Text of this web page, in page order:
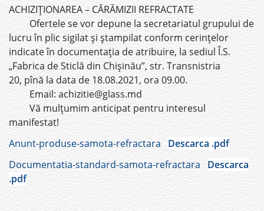
ACHIZIȚIONAREA – CĂRĂMIZII REFRACTATE
Ofertele se vor depune la secretariatul grupului de
lucru în plic sigilat și ștampilat conform cerințelor
indicate în documentația de atribuire, la sediul Î.S.
„Fabrica de Sticlă din Chișinău”, str. Transnistria
20, pînă la data de 18.08.2021, ora 09.00.
Email: achizitie@glass.md
Vă mulțumim anticipat pentru interesul
manifestat!
Anunt-produse-samota-refractara
Descarca .pdf
Documentatia-standard-samota-refractara
Descarca
.pdf